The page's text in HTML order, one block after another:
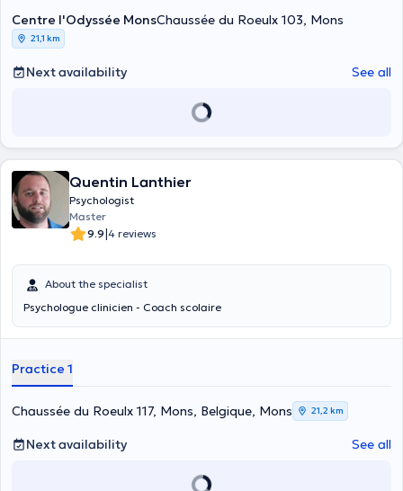
Centre l'Odyssée MonsChaussée du Roeulx 103, Mons
21,1 km
Next availability See all
Quentin Lanthier
Psychologist
Master
9.9|4 reviews
About the specialist
Psychologue clinicien - Coach scolaire
Practice 1
Chaussée du Roeulx 117, Mons, Belgique, Mons 21,2 km
Next availability See all